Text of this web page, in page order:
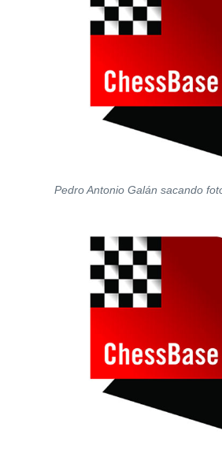
Pedro Antonio Galán sacando